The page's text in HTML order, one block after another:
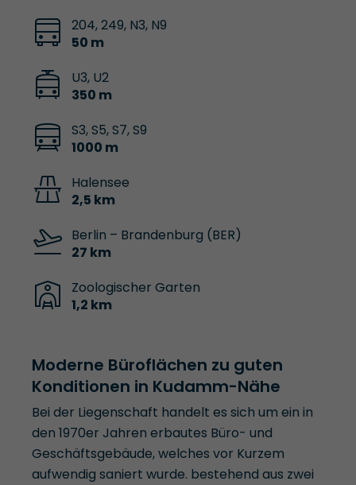
204, 249, N3, N9
50 m
U3, U2
350 m
S3, S5, S7, S9
1000 m
Halensee
2,5 km
Berlin – Brandenburg (BER)
27 km
Zoologischer Garten
1,2 km
Moderne Büroflächen zu guten
Konditionen in Kudamm-Nähe
Bei der Liegenschaft handelt es sich um ein in
den 1970er Jahren erbautes Büro- und
Geschäftsgebäude, welches vor Kurzem
aufwendig saniert wurde. bestehend aus zwei